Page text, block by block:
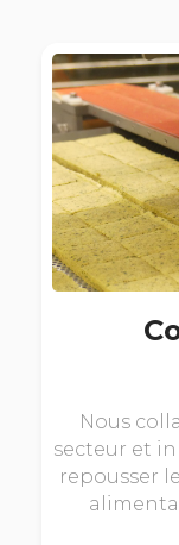
Nous
secteur et
repousser